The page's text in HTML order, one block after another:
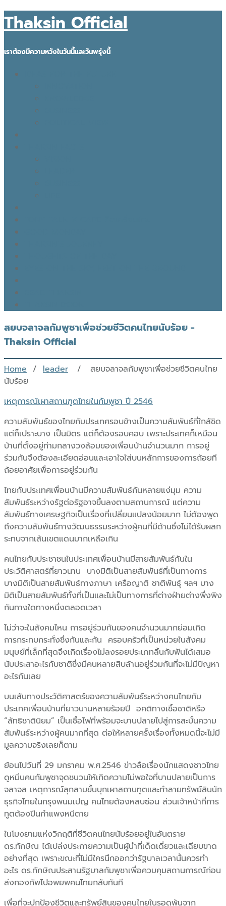
Thaksin Official
เราต้องมีความหวังในวันนี้และวันพรุ่งนี้
สยบจลาจลกัมพูชาเพื่อช่วยชีวิตคนไทยนับร้อย -
Thaksin Official
Home / leader / สยบจลาจลกัมพูชาเพื่อช่วยชีวิตคนไทย
นับร้อย
เหตุการณ์เผาสถานฑูตไทยในกัมพูชา ปี 2546
ความสัมพันธ์ของไทยกับประเทศรอบข้างเป็นความสัมพันธ์ที่ใกล้ชิด
แต่ก็เปราะบาง เป็นมิตร แต่ก็ต้องรอบคอบ เพราะประเทศก็เหมือน
บ้านที่ตั้งอยู่ท่ามกลางวงล้อมของเพื่อนบ้านจำนวนมาก การอยู่
ร่วมกันจึงต้องละเอียดอ่อนและเอาใจใส่บนหลักการของการถ้อยที
ถ้อยอาศัยเพื่อการอยู่ร่วมกัน
ไทยกับประเทศเพื่อนบ้านมีความสัมพันธ์กันหลายแง่มุม ความ
สัมพันธ์ระหว่างรัฐต่อรัฐอาจขึ้นลงตามสถานการณ์ แต่ความ
สัมพันธ์ทางเศรษฐกิจเป็นเรื่องที่เปลี่ยนแปลงน้อยมาก ไม่ต้องพูด
ถึงความสัมพันธ์ทางวัฒนธรรมระหว่างผู้คนที่มีด้านซึ่งไม่ได้รับผลก
ระทบจากเส้นเขตแดนมากเหลือเกิน
คนไทยกับประชาชนในประเทศเพื่อนบ้านมีสายสัมพันธ์กันใน
ประวัติศาสตร์ที่ยาวนาน บางมิติเป็นสายสัมพันธ์ที่เป็นทางการ
บางมิติเป็นสายสัมพันธ์ทางภาษา เครือญาติ ชาติพันธุ์ ฯลฯ บาง
มิติเป็นสายสัมพันธ์ทั้งที่เป็นและไม่เป็นทางการที่ต่างฝ่ายต่างพึ่งพิง
กันทางใดทางหนึ่งตลอดเวลา
ไม่ว่าจะในสังคมไหน การอยู่ร่วมกันของคนจำนวนมากย่อมเกิด
การกระทบกระทั่งซึ่งกันและกัน ครอบครัวที่เป็นหน่วยในสังคม
มนุษย์ที่เล็กที่สุดจึงเกิดเรื่องไม่ลงรอยประเภทลิ้นกับฟันได้เสมอ
นับประสาอะไรกับชาติซึ่งมีคนหลายสิบล้านอยู่ร่วมกันที่จะไม่มีปัญหา
อะไรกันเลย
บนเส้นทางประวัติศาสตร์ของความสัมพันธ์ระหว่างคนไทยกับ
ประเทศเพื่อนบ้านที่ยาวนานหลายร้อยปี อคติทางเชื้อชาติหรือ
“ลัทธิชาตินิยม” เป็นเชื้อไฟที่พร้อมจะบานปลายไปสู่การสะบั้นความ
สัมพันธ์ระหว่างผู้คนมากที่สุด ต่อให้หลายครั้งเรื่องทั้งหมดนี้จะไม่มี
มูลความจริงเลยก็ตาม
ย้อนไปวันที่ 29 มกราคม พ.ศ.2546 ข่าวลือเรื่องนักแสดงชาวไทย
ดูหมิ่นคนกัมพูชาจุดชนวนให้เกิดความไม่พอใจที่บานปลายเป็นการ
จลาจล เหตุการณ์ลุกลามขั้นบุกเผาสถานทูตและทำลายทรัพย์สินนัก
ธุรกิจไทยในกรุงพนมเปญ คนไทยต้องหลบซ่อน ส่วนเจ้าหน้าที่การ
ทูตต้องปีนกำแพงหนีตาย
ในโมงยามแห่งวิกฤติที่ชีวิตคนไทยนับร้อยอยู่ในอันตราย
ดร.ทักษิณ ได้เปล่งประกายความเป็นผู้นำที่เด็ดเดี่ยวและเฉียบขาด
อย่างที่สุด เพราะขณะที่ไม่มีใครนึกออกว่ารัฐบาลเวลานั้นควรทำ
อะไร ดร.ทักษิณประสานรัฐบาลกัมพูชาเพื่อควบคุมสถานการณ์ก่อน
ส่งกองทัพไปอพยพคนไทยกลับทันที
เพื่อที่จะปกป้องชีวิตและทรัพย์สินของคนไทยในรอดพ้นจาก